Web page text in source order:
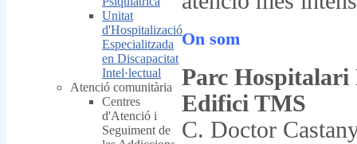
On som
Parc
Edifici TMS
C. Doctor
Unitat
d'Hospitalizació
Especialitzada
en Discapacitat
Intel·lectual
Atenció comunitària
Centres
d'Atenció i
Seguiment de